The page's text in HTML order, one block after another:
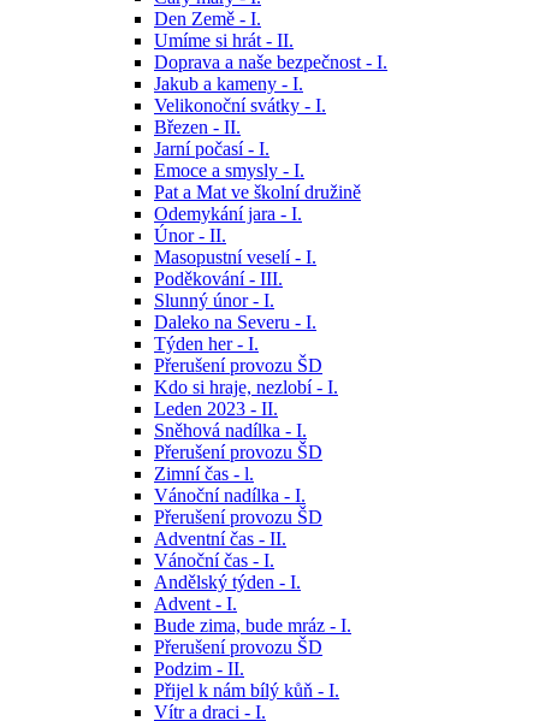
Den Země - I.
Umíme si hrát - II.
Doprava a naše bezpečnost - I.
Jakub a kameny - I.
Velikonoční svátky - I.
Březen - II.
Jarní počasí - I.
Emoce a smysly - I.
Pat a Mat ve školní družině
Odemykání jara - I.
Únor - II.
Masopustní veselí - I.
Poděkování - III.
Slunný únor - I.
Daleko na Severu - I.
Týden her - I.
Přerušení provozu ŠD
Kdo si hraje, nezlobí - I.
Leden 2023 - II.
Sněhová nadílka - I.
Přerušení provozu ŠD
Zimní čas - l.
Vánoční nadílka - I.
Přerušení provozu ŠD
Adventní čas - II.
Vánoční čas - I.
Andělský týden - I.
Advent - I.
Bude zima, bude mráz - I.
Přerušení provozu ŠD
Podzim - II.
Přijel k nám bílý kůň - I.
Vítr a draci - I.